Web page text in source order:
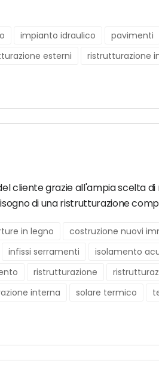
impianto idraulico pavimenti
esterni ristrutturazione
cliente grazie all'ampia scelta
di una ristrutturazione
in legno costruzione nuovi
infissi serramenti isolamento
ristrutturazione
interna solare termico